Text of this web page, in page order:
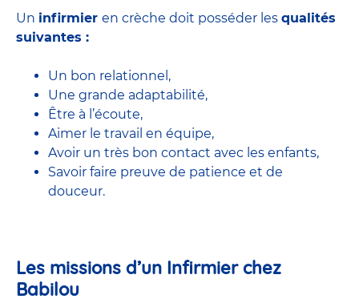
Un infirmier en crèche doit posséder les qualités
suivantes :
Un bon relationnel,
Une grande adaptabilité,
Être à l’écoute,
Aimer le travail en équipe,
Avoir un très bon contact avec les enfants,
Savoir faire preuve de patience et de
douceur.
Les missions d’un Infirmier chez
Babilou